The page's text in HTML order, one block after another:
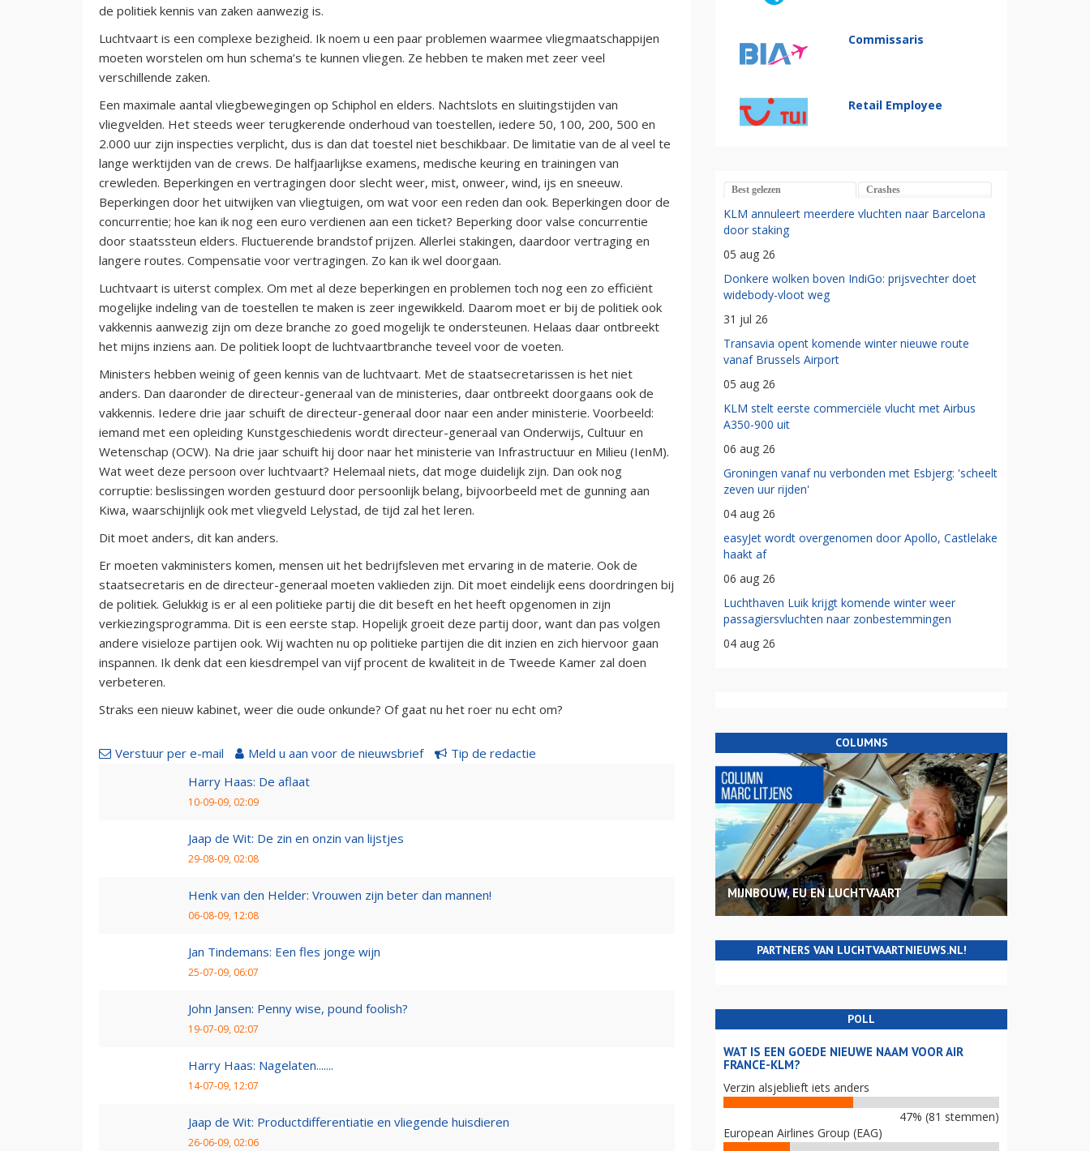
de politiek kennis van zaken aanwezig is.
Luchtvaart is een complexe bezigheid. Ik noem u een paar problemen waarmee vliegmaatschappijen
moeten worstelen om hun schema’s te kunnen vliegen. Ze hebben te maken met zeer veel
verschillende zaken.
Een maximale aantal vliegbewegingen op Schiphol en elders. Nachtslots en sluitingstijden van
vliegvelden. Het steeds weer terugkerende onderhoud van toestellen, iedere 50, 100, 200, 500 en
2.000 uur zijn inspecties verplicht, dus is dan dat toestel niet beschikbaar. De limitatie van de al veel te
lange werktijden van de crews. De halfjaarlijkse examens, medische keuring en trainingen van
crewleden. Beperkingen en vertragingen door slecht weer, mist, onweer, wind, ijs en sneeuw.
Beperkingen door het uitwijken van vliegtuigen, om wat voor een reden dan ook. Beperkingen door de
concurrentie; hoe kan ik nog een euro verdienen aan een ticket? Beperking door valse concurrentie
door staatssteun elders. Fluctuerende brandstof prijzen. Allerlei stakingen, daardoor vertraging en
langere routes. Compensatie voor vertragingen. Zo kan ik wel doorgaan.
Luchtvaart is uiterst complex. Om met al deze beperkingen en problemen toch nog een zo efficiënt
mogelijke indeling van de toestellen te maken is zeer ingewikkeld. Daarom moet er bij de politiek ook
vakkennis aanwezig zijn om deze branche zo goed mogelijk te ondersteunen. Helaas daar ontbreekt
het mijns inziens aan. De politiek loopt de luchtvaartbranche teveel voor de voeten.
Ministers hebben weinig of geen kennis van de luchtvaart. Met de staatsecretarissen is het niet
anders. Dan daaronder de directeur-generaal van de ministeries, daar ontbreekt doorgaans ook de
vakkennis. Iedere drie jaar schuift de directeur-generaal door naar een ander ministerie. Voorbeeld:
iemand met een opleiding Kunstgeschiedenis wordt directeur-generaal van Onderwijs, Cultuur en
Wetenschap (OCW). Na drie jaar schuift hij door naar het ministerie van Infrastructuur en Milieu (IenM).
Wat weet deze persoon over luchtvaart? Helemaal niets, dat moge duidelijk zijn. Dan ook nog
corruptie: beslissingen worden gestuurd door persoonlijk belang, bijvoorbeeld met de gunning aan
Kiwa, waarschijnlijk ook met vliegveld Lelystad, de tijd zal het leren.
Dit moet anders, dit kan anders.
Er moeten vakministers komen, mensen uit het bedrijfsleven met ervaring in de materie. Ook de
staatsecretaris en de directeur-generaal moeten vaklieden zijn. Dit moet eindelijk eens doordringen bij
de politiek. Gelukkig is er al een politieke partij die dit beseft en het heeft opgenomen in zijn
verkiezingsprogramma. Dit is een eerste stap. Hopelijk groeit deze partij door, want dan pas volgen
andere visieloze partijen ook. Wij wachten nu op politieke partijen die dit inzien en zich hiervoor gaan
inspannen. Ik denk dat een kiesdrempel van vijf procent de kwaliteit in de Tweede Kamer zal doen
verbeteren.
Straks een nieuw kabinet, weer die oude onkunde? Of gaat nu het roer nu echt om?
Verstuur per e-mail Meld u aan voor de nieuwsbrief
Tip de redactie
Harry Haas: De aflaat
10-09-09, 02:09
Jaap de Wit: De zin en onzin van lijstjes
29-08-09, 02:08
Henk van den Helder: Vrouwen zijn beter dan mannen!
06-08-09, 12:08
Jan Tindemans: Een fles jonge wijn
25-07-09, 06:07
John Jansen: Penny wise, pound foolish?
19-07-09, 02:07
Harry Haas: Nagelaten.......
14-07-09, 12:07
Jaap de Wit: Productdifferentiatie en vliegende huisdieren
26-06-09, 02:06
Commissaris
Retail Employee
Best gelezen Crashes
KLM annuleert meerdere vluchten naar Barcelona
door staking
05 aug 26
Donkere wolken boven IndiGo: prijsvechter doet
widebody-vloot weg
31 jul 26
Transavia opent komende winter nieuwe route
vanaf Brussels Airport
05 aug 26
KLM stelt eerste commerciële vlucht met Airbus
A350-900 uit
06 aug 26
Groningen vanaf nu verbonden met Esbjerg: 'scheelt
zeven uur rijden'
04 aug 26
easyJet wordt overgenomen door Apollo, Castlelake
haakt af
06 aug 26
Luchthaven Luik krijgt komende winter weer
passagiersvluchten naar zonbestemmingen
04 aug 26
COLUMNS
MIJNBOUW, EU EN LUCHTVAART
PARTNERS VAN LUCHTVAARTNIEUWS.NL!
POLL
WAT IS EEN GOEDE NIEUWE NAAM VOOR AIR
FRANCE-KLM?
Verzin alsjeblieft iets anders
47% (81 stemmen)
European Airlines Group (EAG)